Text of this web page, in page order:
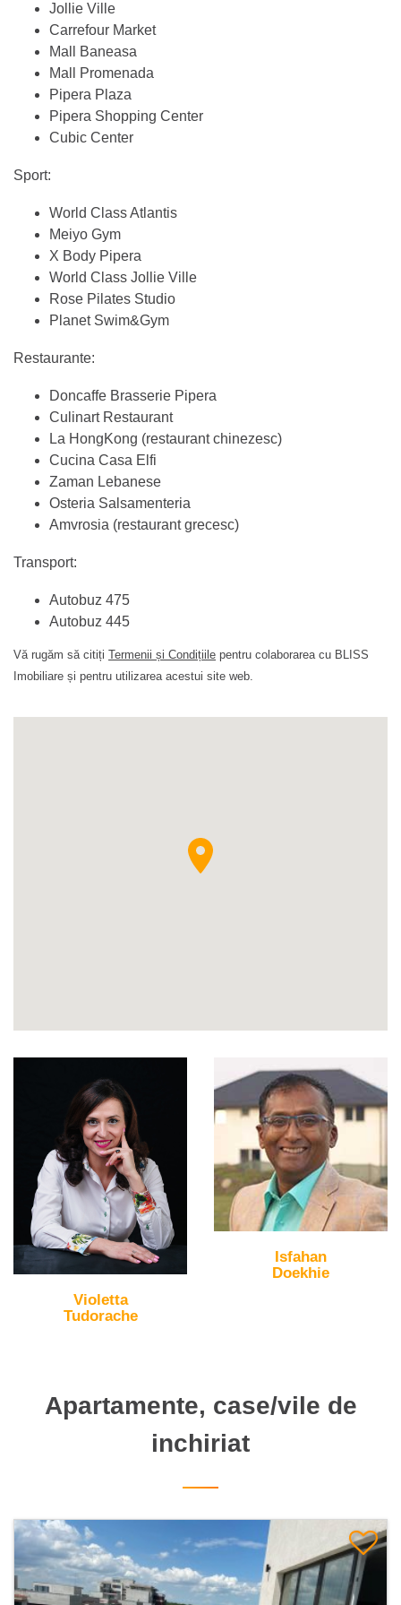
Jollie Ville
Carrefour Market
Mall Baneasa
Mall Promenada
Pipera Plaza
Pipera Shopping Center
Cubic Center
Sport:
World Class Atlantis
Meiyo Gym
X Body Pipera
World Class Jollie Ville
Rose Pilates Studio
Planet Swim&Gym
Restaurante:
Doncaffe Brasserie Pipera
Culinart Restaurant
La HongKong (restaurant chinezesc)
Cucina Casa Elfi
Zaman Lebanese
Osteria Salsamenteria
Amvrosia (restaurant grecesc)
Transport:
Autobuz 475
Autobuz 445
Vă rugăm să citiți Termenii și Condițiile pentru colaborarea cu BLISS
Imobiliare și pentru utilizarea acestui site web.
Violetta
Tudorache
Isfahan
Doekhie
Apartamente, case/vile de
inchiriat